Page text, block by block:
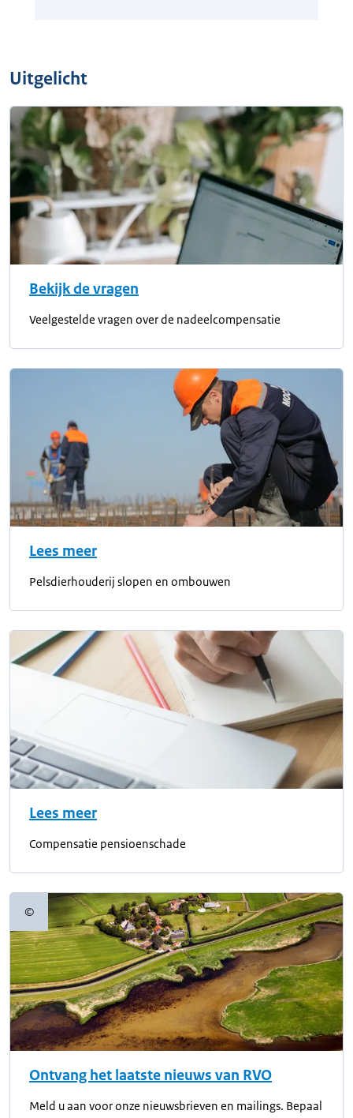
Uitgelicht
Bekijk de vragen
Veelgestelde vragen over de nadeelcompensatie
Lees meer
Pelsdierhouderij slopen en ombouwen
Lees meer
Compensatie pensioenschade
©Copyrightinformatie
Ontvang het laatste nieuws van RVO
Meld u aan voor onze nieuwsbrieven en mailings. Bepaal